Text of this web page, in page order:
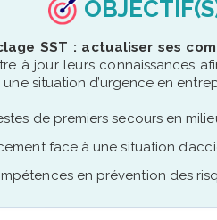
SST : actualiser ses
à jour leurs connaissances
situation d’urgence en
de premiers secours en
face à une situation
en prévention des